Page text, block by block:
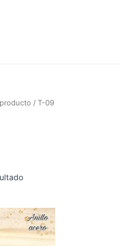
/ T-09